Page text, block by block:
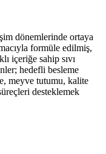
dönemlerinde ortaya
formüle edilmiş,
içeriğe sahip sıvı
hedefli besleme
meyve tutumu, kalite
desteklemek